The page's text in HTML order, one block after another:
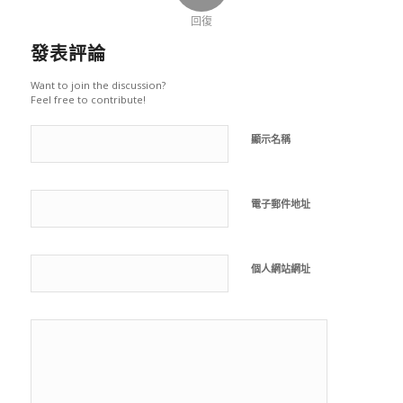
回復
發表評論
Want to join the discussion?
Feel free to contribute!
顯示名稱
電子郵件地址
個人網站網址